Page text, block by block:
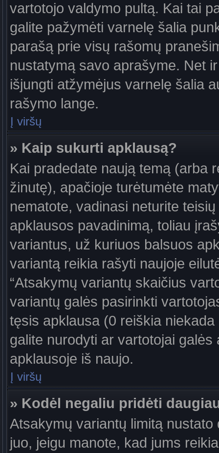
vartotojo valdymo pultą. Kai tai
galite pažymėti varnelę šalia
parašą prie visų rašomų
nustatymą savo aprašyme. Net
išjungti atžymėjus varnelę šalia
rašymo lange.
Į viršų
» Kaip sukurti apklausą?
Kai pradedate naują temą (arba
žinutę), apačioje turėtumėte
nematote, vadinasi neturite
apklausos pavadinimą, toliau
variantus, už kuriuos balsuos
variantą reikia rašyti naujoje
“Atsakymų variantų skaičius
variantų galės pasirinkti
tęsis apklausa (0 reiškia
galite nurodyti ar vartotojai
apklausoje iš naujo.
Į viršų
» Kodėl negaliu pridėti
Atsakymų variantų limitą
juo, jeigu manote, kad jums